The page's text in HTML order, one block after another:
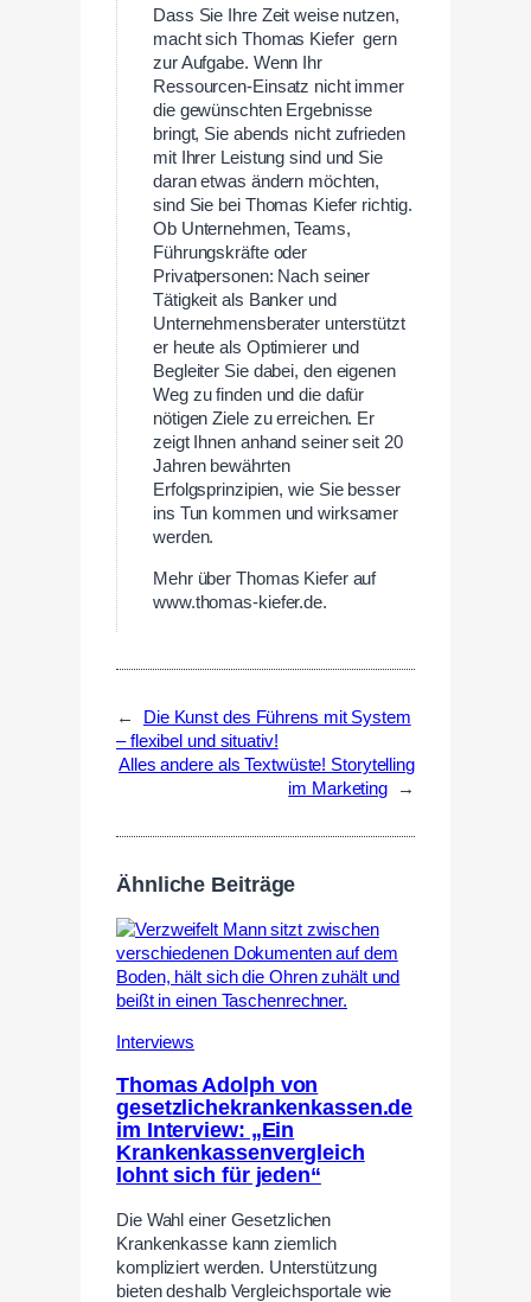
Dass Sie Ihre Zeit weise nutzen,
macht sich Thomas Kiefer gern
zur Aufgabe. Wenn Ihr
Ressourcen-Einsatz nicht immer
die gewünschten Ergebnisse
bringt, Sie abends nicht zufrieden
mit Ihrer Leistung sind und Sie
daran etwas ändern möchten,
sind Sie bei Thomas Kiefer richtig.
Ob Unternehmen, Teams,
Führungskräfte oder
Privatpersonen: Nach seiner
Tätigkeit als Banker und
Unternehmensberater unterstützt
er heute als Optimierer und
Begleiter Sie dabei, den eigenen
Weg zu finden und die dafür
nötigen Ziele zu erreichen. Er
zeigt Ihnen anhand seiner seit 20
Jahren bewährten
Erfolgsprinzipien, wie Sie besser
ins Tun kommen und wirksamer
werden.
Mehr über Thomas Kiefer auf
www.thomas-kiefer.de.
←
Die Kunst des Führens mit System
– flexibel und situativ!
Alles andere als Textwüste! Storytelling
im Marketing
→
Ähnliche Beiträge
Interviews
Thomas Adolph von
gesetzlichekrankenkassen.de
im Interview: „Ein
Krankenkassenvergleich
lohnt sich für jeden“
Die Wahl einer Gesetzlichen
Krankenkasse kann ziemlich
kompliziert werden. Unterstützung
bieten deshalb Vergleichsportale wie